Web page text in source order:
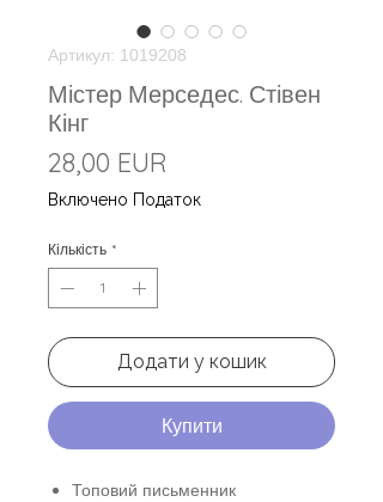
Артикул: 1019208
Містер Мерседес. Стівен
Кінг
28,00 EUR
Включено Податок
Кількість *
Додати у кошик
Купити
Топовий письменник